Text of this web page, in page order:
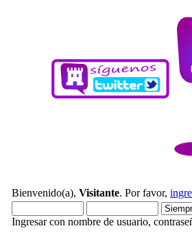
Bienvenido(a), Visitante. Por favor,
Ingresar con nombre de usuario,